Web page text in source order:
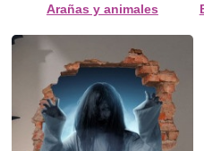
Arañas y animales